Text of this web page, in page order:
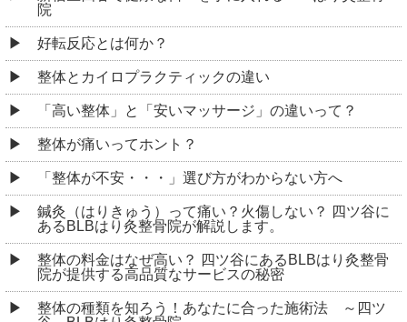
妊娠中に整体を受けることは可能？注意点3つを解説！
四ツ谷 BLBはり灸整骨院
マッサージ通いは無駄？！専門家が説く、身体不調の
真相
健康と美容に役立つ整体の効果とは？～姿勢改善から
全身のバランス調整まで～ 四ツ谷 BLBはり灸整骨
院
「BLBはり灸整骨院の施術について」
骨盤調整とは？身体のバランスを整える整骨院の施
術 ～四ツ谷 BLBはり灸整骨院～
「痛みの種類と原因：専門家が解説する身体の不快感
に対する理解と対処法」
整体の効果と選び方 ～新宿区 四ツ谷 BLBはり灸
整骨院～